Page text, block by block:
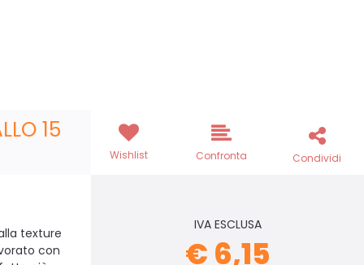
15
texture
con
Wishlist Confronta Condividi
IVA ESCLUSA
€ 6,15